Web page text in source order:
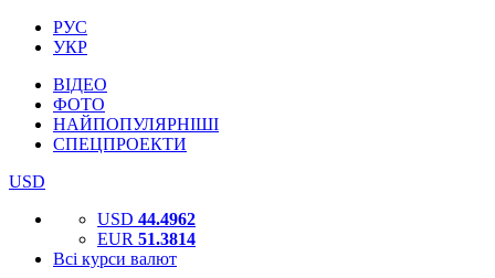
РУС
УКР
ВІДЕО
ФОТО
НАЙПОПУЛЯРНІШІ
СПЕЦПРОЕКТИ
USD
USD 44.4962
EUR 51.3814
Всі курси валют